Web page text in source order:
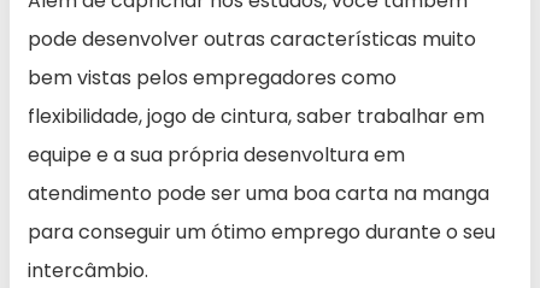
pode desenvolver outras características muito
bem vistas pelos empregadores como
flexibilidade, jogo de cintura, saber trabalhar em
equipe e a sua própria desenvoltura em
atendimento pode ser uma boa carta na manga
para conseguir um ótimo emprego durante o seu
intercâmbio.